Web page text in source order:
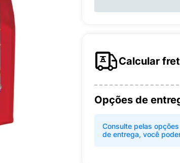
Calcular
Opções de
Consulte pelas
de entrega, você